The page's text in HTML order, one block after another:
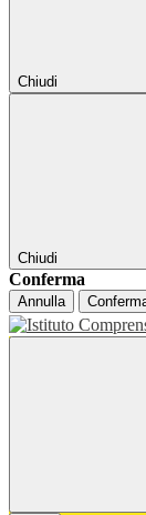
Chiudi
Chiudi
Conferma
Annulla